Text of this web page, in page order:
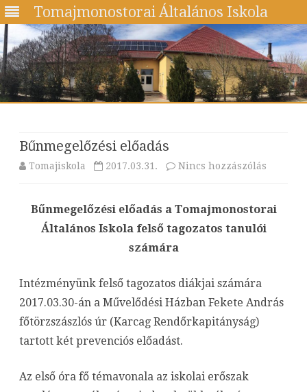
Tomajmonostorai Általános Iskola
Bűnmegelőzési előadás
Tomajiskola 2017.03.31. Nincs hozzászólás
előadás
Bűnmegelőzési előadás a Tomajmonostorai
Általános Iskola felső tagozatos tanulói
számára
Intézményünk felső tagozatos diákjai számára
2017.03.30-án a Művelődési Házban Fekete András
főtörzszászlós úr (Karcag Rendőrkapitányság)
tartott két prevenciós előadást.
Az első óra fő témavonala az iskolai erőszak